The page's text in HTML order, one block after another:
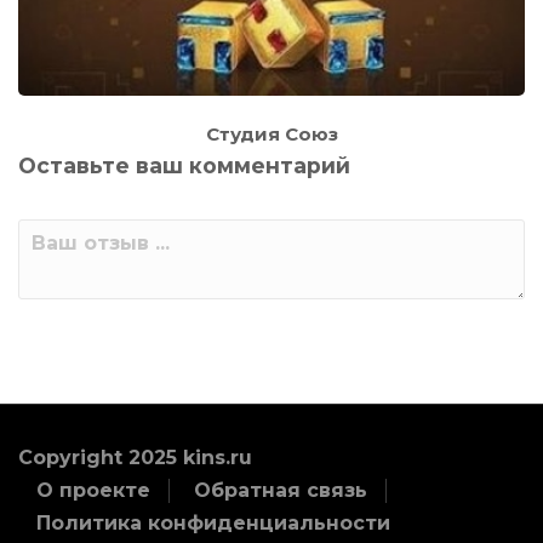
Студия Союз
Оставьте ваш комментарий
Copyright 2025 kins.ru
О проекте
Обратная связь
Политика конфиденциальности